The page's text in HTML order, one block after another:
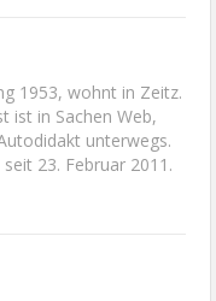
1953, wohnt in Zeitz.
ist in Sachen Web,
unterwegs.
23. Februar 2011.